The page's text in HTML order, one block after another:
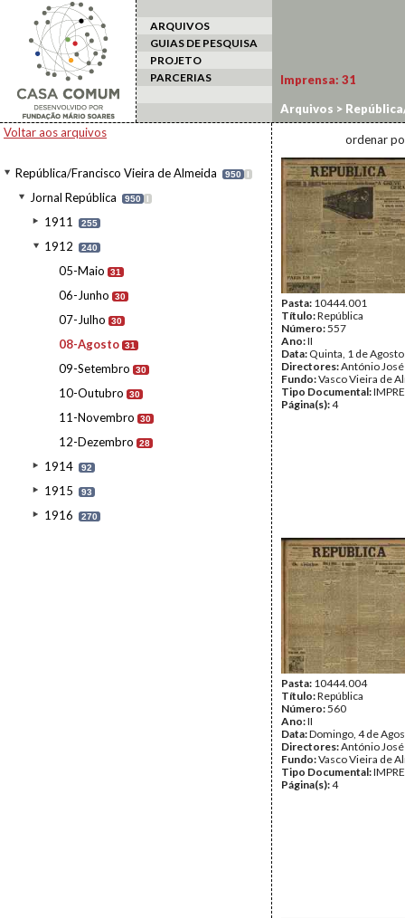
ARQUIVOS
GUIAS DE PESQUISA
PROJETO
PARCERIAS
Voltar aos arquivos
República/Francisco Vieira de Almeida 950 I
Jornal República 950 I
1911 255
1912 240
05-Maio 31
06-Junho 30
07-Julho 30
08-Agosto 31
09-Setembro 30
10-Outubro 30
11-Novembro 30
12-Dezembro 28
1914 92
1915 93
1916 270
Imprensa: 31
Arquivos >
ordenar
Pasta: 10444.001
Título:República
Número:557
Ano:II
Data: Quinta, 1 de
Directores:António
Fundo:Vasco Vieira de
Tipo Documental:
Página(s):4
Pasta: 10444.004
Título:República
Número:560
Ano:II
Data:Domingo, 4 de
Directores:António
Fundo:Vasco Vieira de
Tipo Documental:
Página(s):4